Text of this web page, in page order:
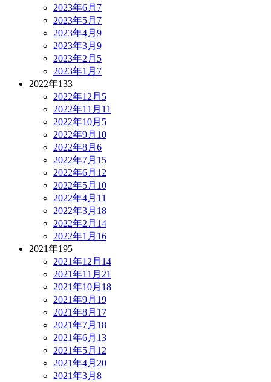
2023年6月 7
2023年5月 7
2023年4月 9
2023年3月 9
2023年2月 5
2023年1月 7
2022年133
2022年12月 5
2022年11月 11
2022年10月 5
2022年9月 10
2022年8月 6
2022年7月 15
2022年6月 12
2022年5月 10
2022年4月 11
2022年3月 18
2022年2月 14
2022年1月 16
2021年195
2021年12月 14
2021年11月 21
2021年10月 18
2021年9月 19
2021年8月 17
2021年7月 18
2021年6月 13
2021年5月 12
2021年4月 20
2021年3月 8